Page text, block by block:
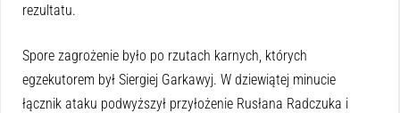
rezultatu.
Spore zagrożenie było po rzutach karnych, których
egzekutorem był Siergiej Garkawyj. W dziewiątej minucie
łącznik ataku podwyższył przyłożenie Rusłana Radczuka i